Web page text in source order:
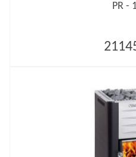
PR -